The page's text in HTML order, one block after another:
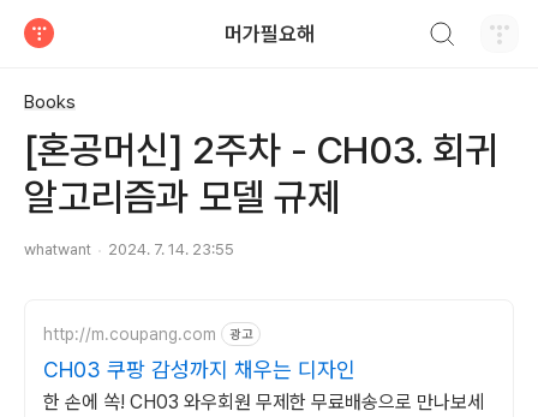
머가필요해
Books
[혼공머신] 2주차 - CH03. 회귀
알고리즘과 모델 규제
whatwant 2024. 7. 14. 23:55
http://m.coupang.com 광고
CH03 쿠팡 감성까지 채우는 디자인
한 손에 쏙! CH03 와우회원 무제한 무료배송으로 만나보세